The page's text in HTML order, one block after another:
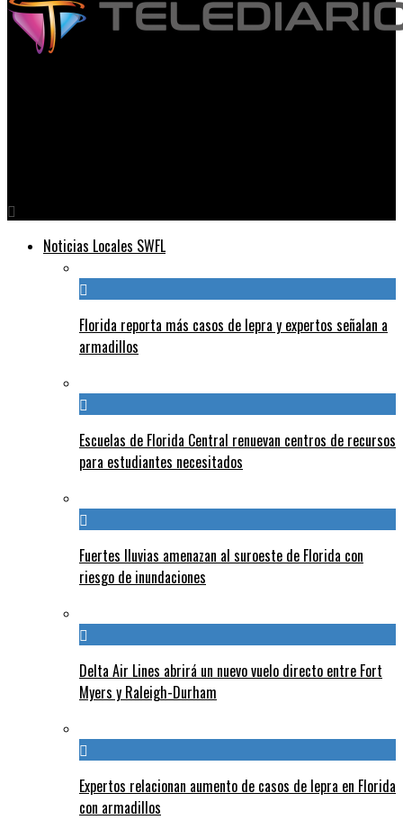
Noticias Locales SWFL
Florida reporta más casos de lepra y expertos señalan a
armadillos
Escuelas de Florida Central renuevan centros de recursos
para estudiantes necesitados
Fuertes lluvias amenazan al suroeste de Florida con
riesgo de inundaciones
Delta Air Lines abrirá un nuevo vuelo directo entre Fort
Myers y Raleigh-Durham
Expertos relacionan aumento de casos de lepra en Florida
con armadillos